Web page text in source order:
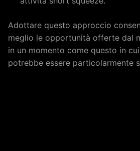
Adottare questo approccio
meglio le opportunità offerte dal
in un momento come questo in
potrebbe essere particolarmente